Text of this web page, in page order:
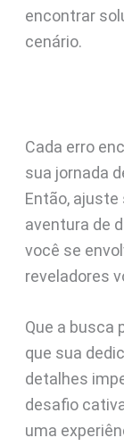
encontrar
cenário.
Cada erro
sua jornada
Então,
aventura de
você se
reveladores
Que a busca
que sua
detalhes
desafio
uma